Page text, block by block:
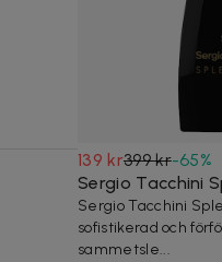
139 kr399 kr-65%
Sergio Tacchini
Sergio Tacchini
sofistikerad och
sammetsle...